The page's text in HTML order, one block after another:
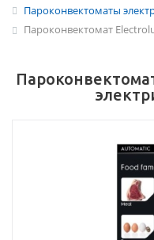
Пароконвектоматы
Пароконвектомат